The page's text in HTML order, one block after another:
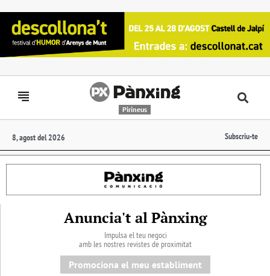
Pirineus
8, agost del 2026 Subscriu-te
Anuncia't al Pànxing
Impulsa el teu negoci
amb les nostres revistes de proximitat
Promociona el meu establiment